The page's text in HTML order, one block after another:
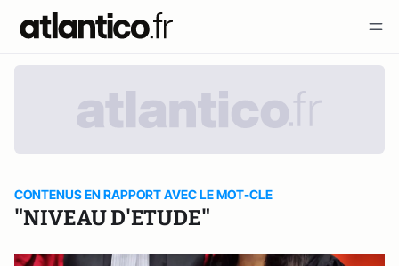
CONTENUS EN RAPPORT AVEC LE MOT-CLE
"NIVEAU D'ETUDE"